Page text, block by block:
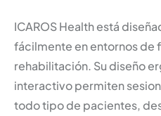
ICAROS Health está
fácilmente en entornos de
rehabilitación. Su diseño
interactivo permiten
todo tipo de pacientes,